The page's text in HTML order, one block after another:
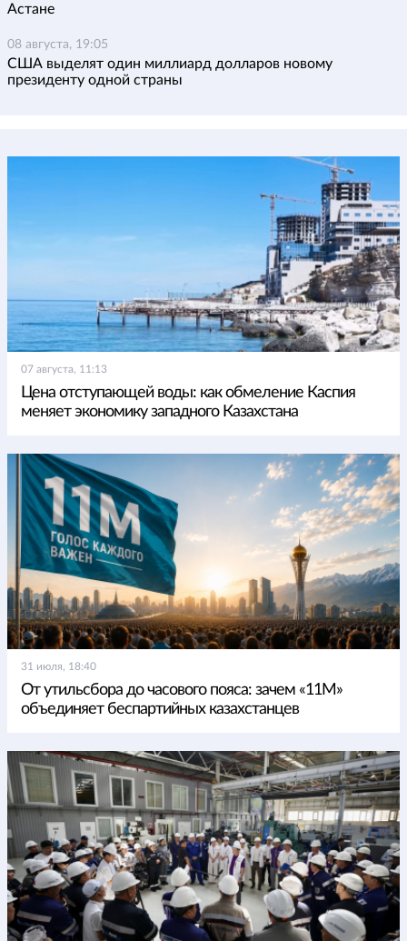
Астане
08 августа, 19:05
США выделят один миллиард долларов новому
президенту одной страны
07 августа, 11:13
Цена отступающей воды: как обмеление Каспия
меняет экономику западного Казахстана
31 июля, 18:40
От утильсбора до часового пояса: зачем «11М»
объединяет беспартийных казахстанцев